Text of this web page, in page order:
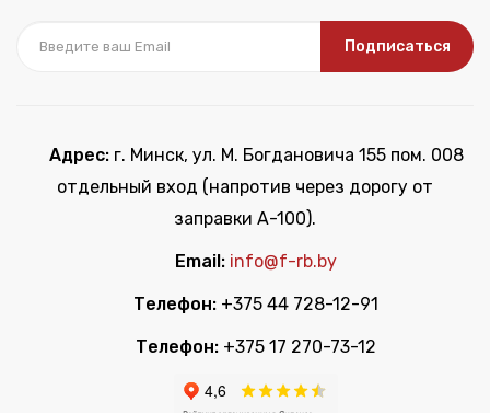
Подписаться
Адрес:г. Минск, ул. М. Богдановича 155 пом. 008
отдельный вход (напротив через дорогу от
заправки А-100).
Email: info@f-rb.by
Телефон: +375 44 728-12-91
Телефон: +375 17 270-73-12